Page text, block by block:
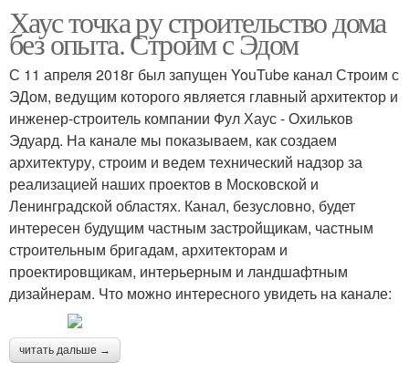
Хаус точка ру строительство дома
без опыта. Строим с Эдом
С 11 апреля 2018г был запущен YouTube канал Строим с
ЭДом, ведущим которого является главный архитектор и
инженер-строитель компании Фул Хаус - Охильков
Эдуард. На канале мы показываем, как создаем
архитектуру, строим и ведем технический надзор за
реализацией наших проектов в Московской и
Ленинградской областях. Канал, безусловно, будет
интересен будущим частным застройщикам, частным
строительным бригадам, архитекторам и
проектировщикам, интерьерным и ландшафтным
дизайнерам. Что можно интересного увидеть на канале:
читать дальше →